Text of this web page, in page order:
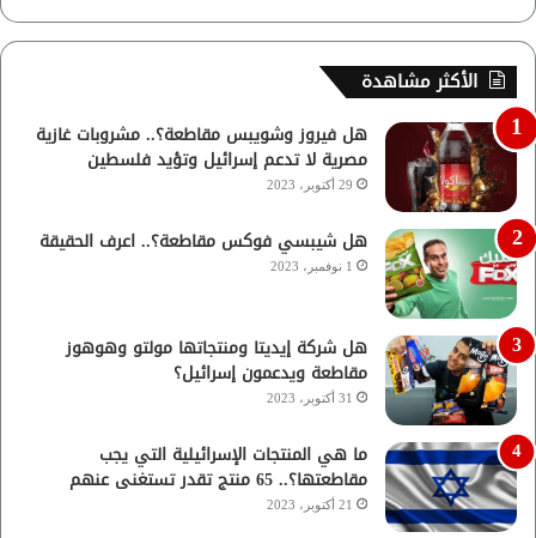
الأكثر مشاهدة
هل فيروز وشويبس مقاطعة؟.. مشروبات غازية
مصرية لا تدعم إسرائيل وتؤيد فلسطين
29 أكتوبر، 2023
هل شيبسي فوكس مقاطعة؟.. اعرف الحقيقة
1 نوفمبر، 2023
هل شركة إيديتا ومنتجاتها مولتو وهوهوز
مقاطعة ويدعمون إسرائيل؟
31 أكتوبر، 2023
ما هي المنتجات الإسرائيلية التي يجب
مقاطعتها؟.. 65 منتج تقدر تستغنى عنهم
21 أكتوبر، 2023